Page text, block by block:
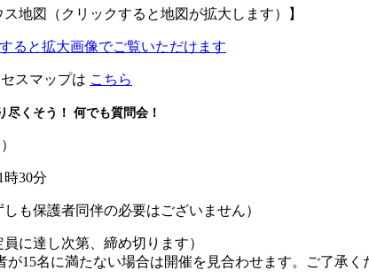
（クリックすると地図が拡大します）】
ップは こちら
尽くそう！ 何でも質問会！
30分
保護者同伴の必要はございません）
に達し次第、締め切ります）
満たない場合は開催を見合わせます。ご了承くだ